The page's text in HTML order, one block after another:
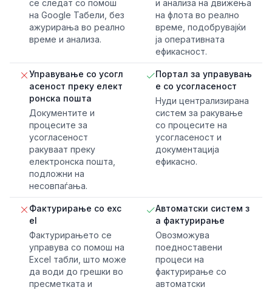
се следат со помош
на Google Табели, без
ажурирања во реално
време и анализа.
и анализа на движења
на флота во реално
време, подобрувајќи
ја оперативната
ефикасност.
Управување со усогл
асеност преку елект
ронска пошта
Документите и
процесите за
усогласеност
ракуваат преку
електронска пошта,
подложни на
несовпаѓања.
Портал за управувањ
е со усогласеност
Нуди централизирана
систем за ракување
со процесите на
усогласеност и
документација
ефикасно.
Фактурирање со exc
el
Фактурирањето се
управува со помош на
Excel табли, што може
да води до грешки во
пресметката и
Автоматски систем з
а фактурирање
Овозможува
поедноставени
процеси на
фактурирање со
автоматски